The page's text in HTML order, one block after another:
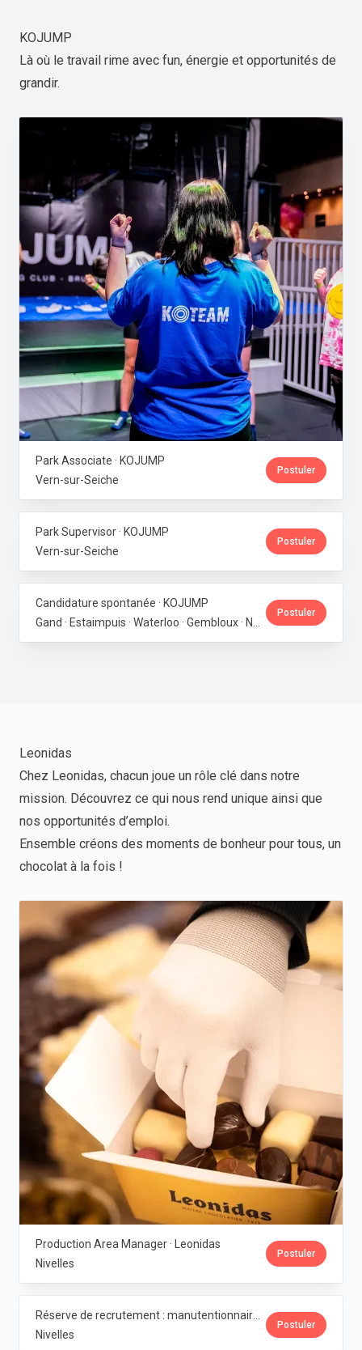
KOJUMP
Là où le travail rime avec fun, énergie et opportunités de
grandir.
Park Associate · KOJUMP
Vern-sur-Seiche
Postuler
Park Supervisor · KOJUMP
Vern-sur-Seiche
Postuler
Candidature spontanée · KOJUMP
Postuler
Leonidas
Chez Leonidas, chacun joue un rôle clé dans notre
mission. Découvrez ce qui nous rend unique ainsi que
nos opportunités d’emploi.
Ensemble créons des moments de bonheur pour tous, un
chocolat à la fois !
Production Area Manager · Leonidas
Nivelles
Postuler
Nivelles
Postuler